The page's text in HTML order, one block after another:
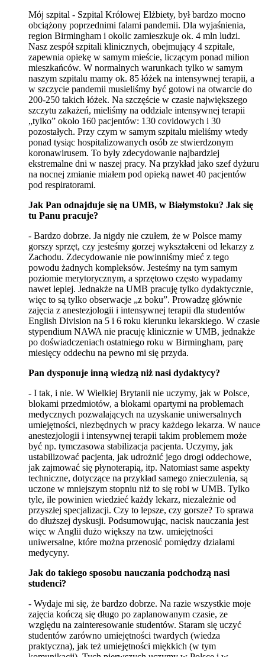
Mój szpital - Szpital Królowej Elżbiety, był bardzo mocno
obciążony poprzednimi falami pandemii. Dla wyjaśnienia,
region Birmingham i okolic zamieszkuje ok. 4 mln ludzi.
Nasz zespół szpitali klinicznych, obejmujący 4 szpitale,
zapewnia opiekę w samym mieście, liczącym ponad milion
mieszkańców. W normalnych warunkach tylko w samym
naszym szpitalu mamy ok. 85 łóżek na intensywnej terapii, a
w szczycie pandemii musieliśmy być gotowi na otwarcie do
200-250 takich łóżek. Na szczęście w czasie największego
szczytu zakażeń, mieliśmy na oddziale intensywnej terapii
„tylko” około 160 pacjentów: 130 covidowych i 30
pozostałych. Przy czym w samym szpitalu mieliśmy wtedy
ponad tysiąc hospitalizowanych osób ze stwierdzonym
koronawirusem. To były zdecydowanie najbardziej
ekstremalne dni w naszej pracy. Na przykład jako szef dyżuru
na nocnej zmianie miałem pod opieką nawet 40 pacjentów
pod respiratorami.
Jak Pan odnajduje się na UMB, w Białymstoku? Jak się
tu Panu pracuje?
- Bardzo dobrze. Ja nigdy nie czułem, że w Polsce mamy
gorszy sprzęt, czy jesteśmy gorzej wykształceni od lekarzy z
Zachodu. Zdecydowanie nie powinniśmy mieć z tego
powodu żadnych kompleksów. Jesteśmy na tym samym
poziomie merytorycznym, a sprzętowo często wypadamy
nawet lepiej. Jednakże na UMB pracuję tylko dydaktycznie,
więc to są tylko obserwacje „z boku”. Prowadzę głównie
zajęcia z anestezjologii i intensywnej terapii dla studentów
English Division na 5 i 6 roku kierunku lekarskiego. W czasie
stypendium NAWA nie pracuję klinicznie w UMB, jednakże
po doświadczeniach ostatniego roku w Birmingham, parę
miesięcy oddechu na pewno mi się przyda.
Pan dysponuje inną wiedzą niż nasi dydaktycy?
- I tak, i nie. W Wielkiej Brytanii nie uczymy, jak w Polsce,
blokami przedmiotów, a blokami opartymi na problemach
medycznych pozwalających na uzyskanie uniwersalnych
umiejętności, niezbędnych w pracy każdego lekarza. W nauce
anestezjologii i intensywnej terapii takim problemem może
być np. tymczasowa stabilizacja pacjenta. Uczymy, jak
ustabilizować pacjenta, jak udrożnić jego drogi oddechowe,
jak zajmować się płynoterapią, itp. Natomiast same aspekty
techniczne, dotyczące na przykład samego znieczulenia, są
uczone w mniejszym stopniu niż to się robi w UMB. Tylko
tyle, ile powinien wiedzieć każdy lekarz, niezależnie od
przyszłej specjalizacji. Czy to lepsze, czy gorsze? To sprawa
do dłuższej dyskusji. Podsumowując, nacisk nauczania jest
więc w Anglii dużo większy na tzw. umiejętności
uniwersalne, które można przenosić pomiędzy działami
medycyny.
Jak do takiego sposobu nauczania podchodzą nasi
studenci?
- Wydaje mi się, że bardzo dobrze. Na razie wszystkie moje
zajęcia kończą się długo po zaplanowanym czasie, ze
względu na zainteresowanie studentów. Staram się uczyć
studentów zarówno umiejętności twardych (wiedza
praktyczna), jak też umiejętności miękkich (w tym